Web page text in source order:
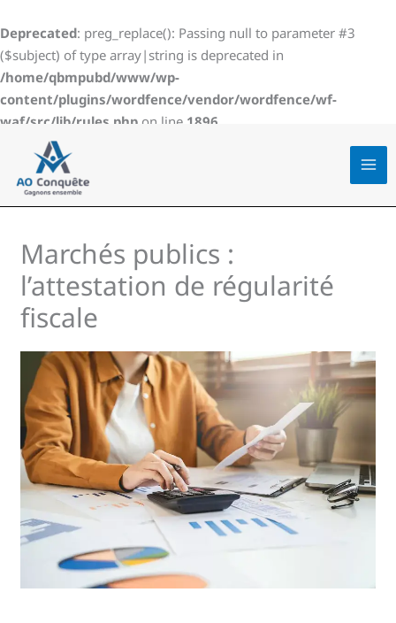
Deprecated: preg_replace(): Passing null to parameter #3
($subject) of type array|string is deprecated in
/home/qbmpubd/www/wp-
content/plugins/wordfence/vendor/wordfence/wf-
waf/src/lib/rules.php on line 1896
au
contenu
Marchés publics :
l’attestation de régularité
fiscale